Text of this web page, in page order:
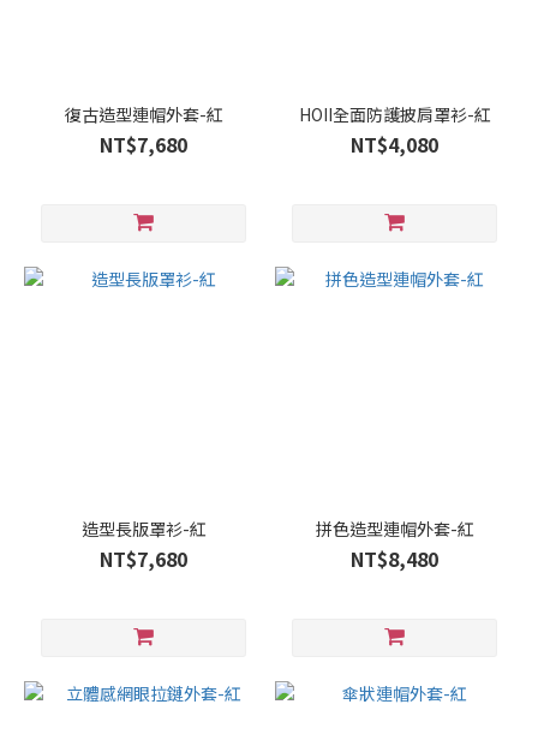
復古造型連帽外套-紅
NT$7,680
HOII全面防護披肩罩衫-紅
NT$4,080
造型長版罩衫-紅
NT$7,680
拼色造型連帽外套-紅
NT$8,480